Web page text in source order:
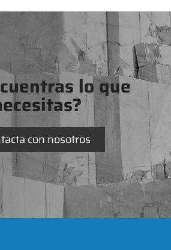
lo que
con nosotros